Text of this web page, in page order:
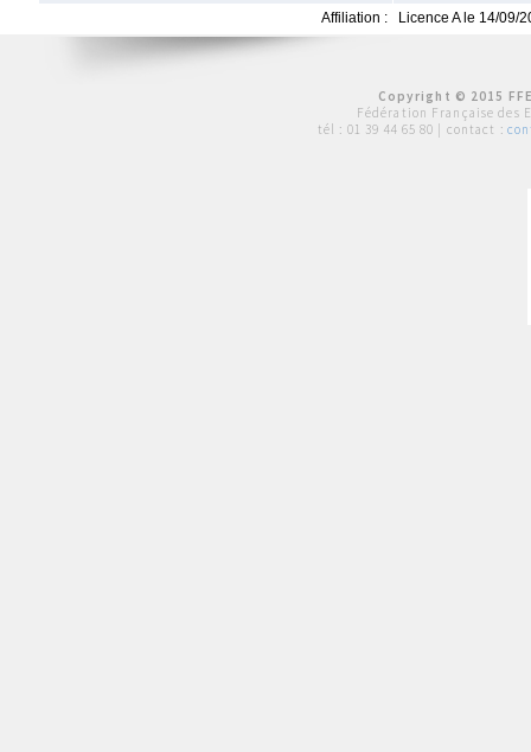
Affiliation :
Licence A le 14/09/
Copyright © 2015
Fédération Française des
tél : 01 39 44 65 80 | contact :